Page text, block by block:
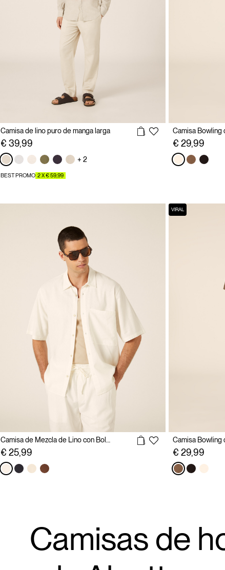
Camisa de lino puro de manga larga
€ 39,99
+ 2
BEST PROMO 2 X € 59,99
Camisa Bowling
€ 29,99
€ 25,99
VIRAL
Camisa Bowling
€ 29,99
Camisas de